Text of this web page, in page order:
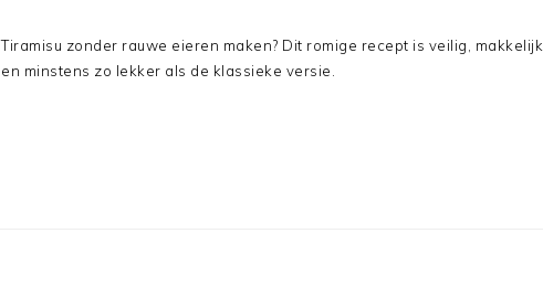
Tiramisu zonder rauwe eieren maken? Dit romige recept is veilig, makkelijk
en minstens zo lekker als de klassieke versie.